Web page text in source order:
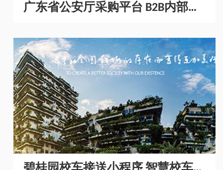
广东省公安厅采购平台 B2B内部采
购商城开发